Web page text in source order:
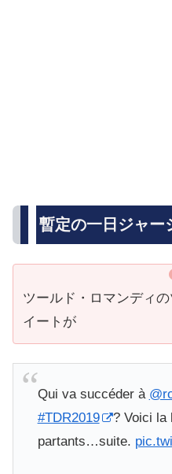
暫定の一日ジャー
ツールド・ロマンディ
イートが
Qui va succéder à
#TDR2019
? Voici la
partants…suite.